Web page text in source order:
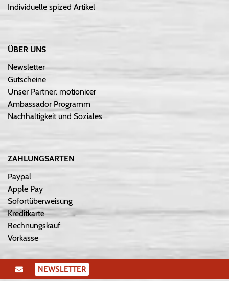
Individuelle spized Artikel
ÜBER UNS
Newsletter
Gutscheine
Unser Partner: motionicer
Ambassador Programm
Nachhaltigkeit und Soziales
ZAHLUNGSARTEN
Paypal
Apple Pay
Sofortüberweisung
Kreditkarte
Rechnungskauf
Vorkasse
NEWSLETTER